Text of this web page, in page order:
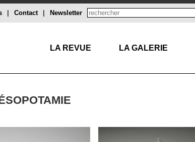
Newsletter
Contact
LA REVUE LA GALERIE